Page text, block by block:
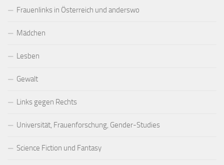
Frauenlinks in Österreich und anderswo
Mädchen
Lesben
Gewalt
Links gegen Rechts
Universität, Frauenforschung, Gender-Studies
Science Fiction und Fantasy